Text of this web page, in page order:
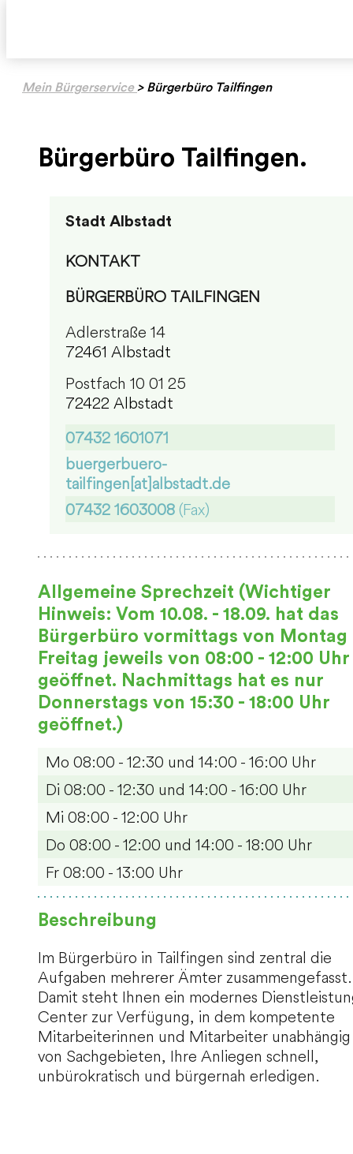
Mein Bürgerservice > Bürgerbüro Tailfingen
Bürgerbüro Tailfingen.
Stadt Albstadt
KONTAKT
BÜRGERBÜRO TAILFINGEN
Adlerstraße 14
72461 Albstadt
Postfach 10 01 25
72422 Albstadt
07432 1601071
buergerbuero-
tailfingen[at]albstadt.de
07432 1603008 (Fax)
Allgemeine Sprechzeit (Wichtiger
Hinweis: Vom 10.08. - 18.09. hat das
Bürgerbüro vormittags von Montag
Freitag jeweils von 08:00 - 12:00 Uhr
geöffnet. Nachmittags hat es nur
Donnerstags von 15:30 - 18:00 Uhr
geöffnet.)
Mo 08:00 - 12:30 und 14:00 - 16:00 Uhr
Di 08:00 - 12:30 und 14:00 - 16:00 Uhr
Mi 08:00 - 12:00 Uhr
Do 08:00 - 12:00 und 14:00 - 18:00 Uhr
Fr 08:00 - 13:00 Uhr
Beschreibung
Im Bürgerbüro in Tailfingen sind zentral die
Aufgaben mehrerer Ämter zusammengefasst.
Damit steht Ihnen ein modernes
Center zur Verfügung, in dem kompetente
Mitarbeiterinnen und Mitarbeiter unabhängig
von Sachgebieten, Ihre Anliegen schnell,
unbürokratisch und bürgernah erledigen.